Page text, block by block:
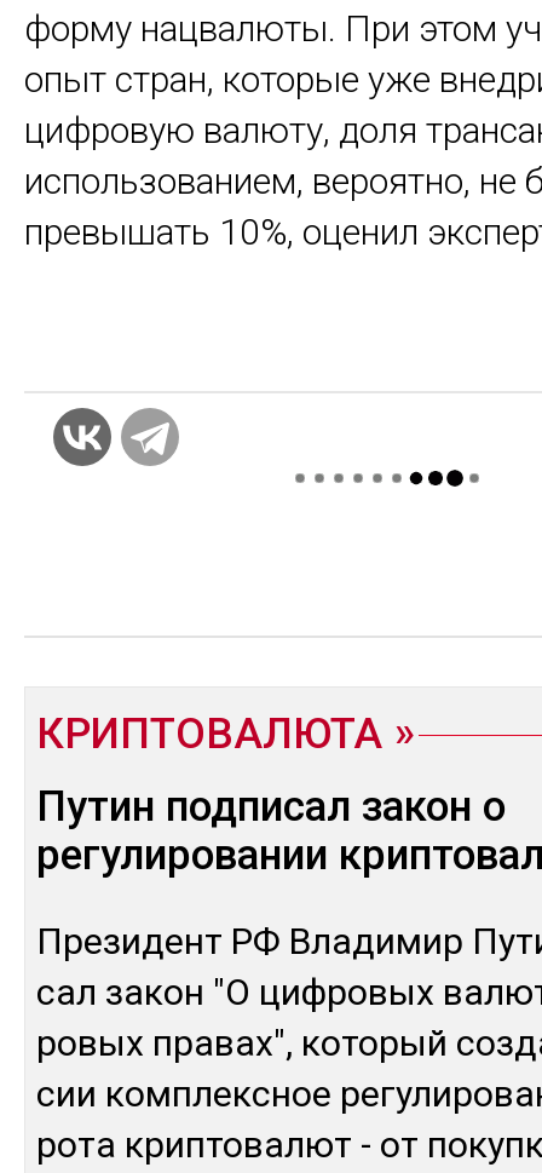
форму нацвалюты. При этом
опыт стран, которые уже
цифровую валюту, доля
использованием, вероятно, не
превышать 10%, оценил
КРИПТОВАЛЮТА
Путин подписал закон о
регулировании
Пре­зидент РФ Вла­димир
сал за­кон "О циф­ро­вых
ро­вых пра­вах", ко­торый
сии ком­плексное
рота крип­то­валют - от